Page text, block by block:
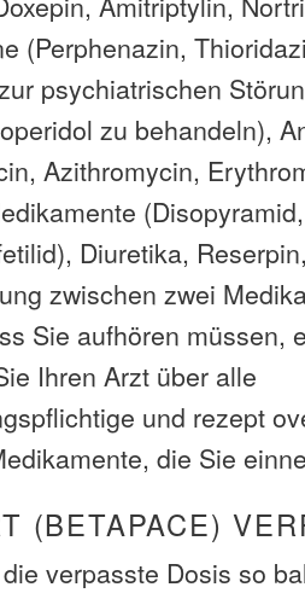
(Perphenazin,
psychiatrischen
zu behandeln),
Azithromycin,
Diuretika,
zwischen zwei
Sie aufhören müssen,
Ihren Arzt über alle
und rezept
die Sie
(BETAPACE)
verpasste Dosis so